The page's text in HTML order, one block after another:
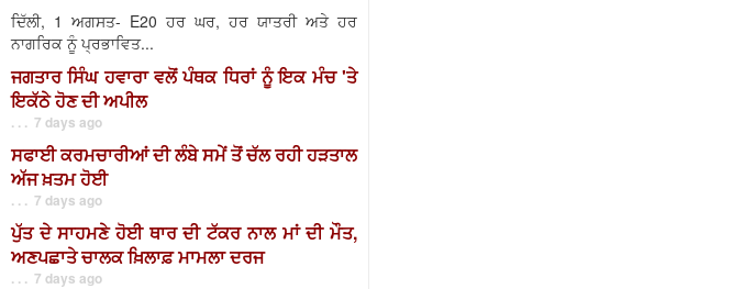
ਦਿੱਲੀ, 1 ਅਗਸਤ- E20 ਹਰ ਘਰ, ਹਰ ਯਾਤਰੀ ਅਤੇ ਹਰ
ਨਾਗਰਿਕ ਨੂੰ ਪ੍ਰਭਾਵਿਤ...
ਜਗਤਾਰ ਸਿੰਘ ਹਵਾਰਾ ਵਲੋਂ ਪੰਥਕ ਧਿਰਾਂ ਨੂੰ ਇਕ ਮੰਚ 'ਤੇ
ਇਕੱਠੇ ਹੋਣ ਦੀ ਅਪੀਲ
. . . 7 days ago
ਸਫਾਈ ਕਰਮਚਾਰੀਆਂ ਦੀ ਲੰਬੇ ਸਮੇਂ ਤੋਂ ਚੱਲ ਰਹੀ ਹੜਤਾਲ
ਅੱਜ ਖ਼ਤਮ ਹੋਈ
. . . 7 days ago
ਪੁੱਤ ਦੇ ਸਾਹਮਣੇ ਹੋਈ ਥਾਰ ਦੀ ਟੱਕਰ ਨਾਲ ਮਾਂ ਦੀ ਮੌਤ,
ਅਣਪਛਾਤੇ ਚਾਲਕ ਖ਼ਿਲਾਫ਼ ਮਾਮਲਾ ਦਰਜ
. . . 7 days ago